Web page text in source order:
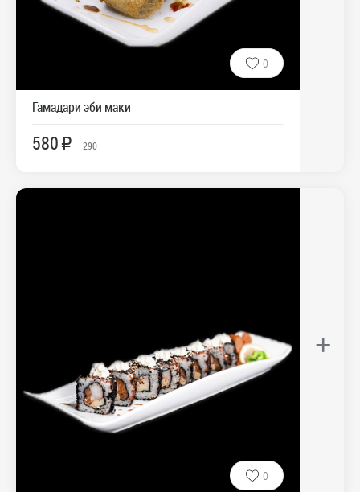
0
Гамадари эби маки
580R 290
0
+